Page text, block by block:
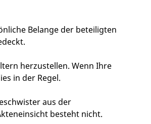
Belange der beteiligten
herzustellen. Wenn Ihre
in der Regel.
aus der
besteht nicht.